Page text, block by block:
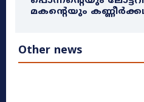
മകന്റെയും
Other news